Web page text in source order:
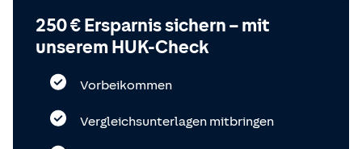
250 € Ersparnis sichern – mit
unserem HUK-Check
Vorbeikommen
Vergleichsunterlagen mitbringen